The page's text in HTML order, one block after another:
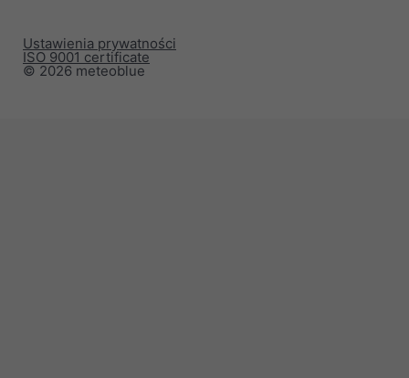
© 2026 meteoblue
ISO 9001 certificate
Ustawienia prywatności